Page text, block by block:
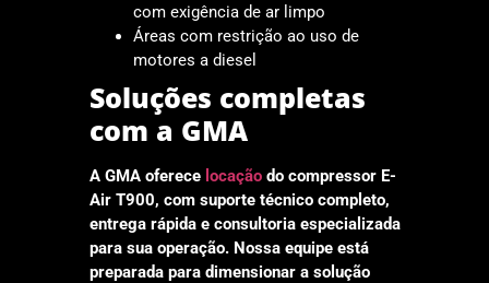
com exigência de ar limpo
Áreas com restrição ao uso de
motores a diesel
Soluções completas
com a GMA
A GMA oferece locaçãodo compressor E-
Air T900, com suporte técnico completo,
entrega rápida e consultoria especializada
para sua operação. Nossa equipe está
preparada para dimensionar a solução